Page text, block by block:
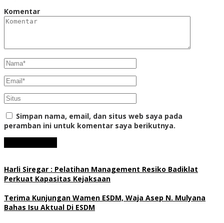
Komentar
Simpan nama, email, dan situs web saya pada
peramban ini untuk komentar saya berikutnya.
Harli Siregar : Pelatihan Management Resiko Badiklat
Perkuat Kapasitas Kejaksaan
Terima Kunjungan Wamen ESDM, Waja Asep N. Mulyana
Bahas Isu Aktual Di ESDM